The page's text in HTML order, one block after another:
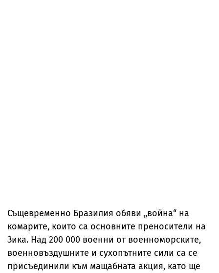
Същевременно Бразилия обяви „война“ на
комарите, които са основните преносители на
Зика. Над 200 000 военни от военноморските,
военновъздушните и сухопътните сили са се
присъединили към мащабната акция, като ще